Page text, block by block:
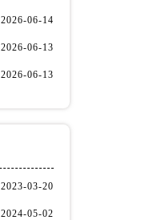
2026-06-14
2026-06-13
2026-06-13
2023-03-20
2024-05-02